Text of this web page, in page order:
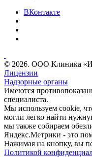
ВКонтакте
© 2026. ООО Клиника
Лицензии
Надзорные органы
Имеются
специалиста.
Мы используем cookie,
могли легко найти
мы также собираем
Яндекс.Метрики - это
Нажимая на кнопку, вы
Политикой